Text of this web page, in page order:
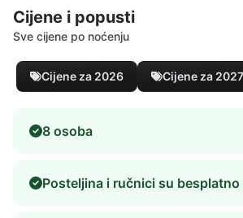
Cijene i popusti
Sve cijene po noćenju
Cijene za 2026 Cijene za 2027
8 osoba
Posteljina i ručnici su